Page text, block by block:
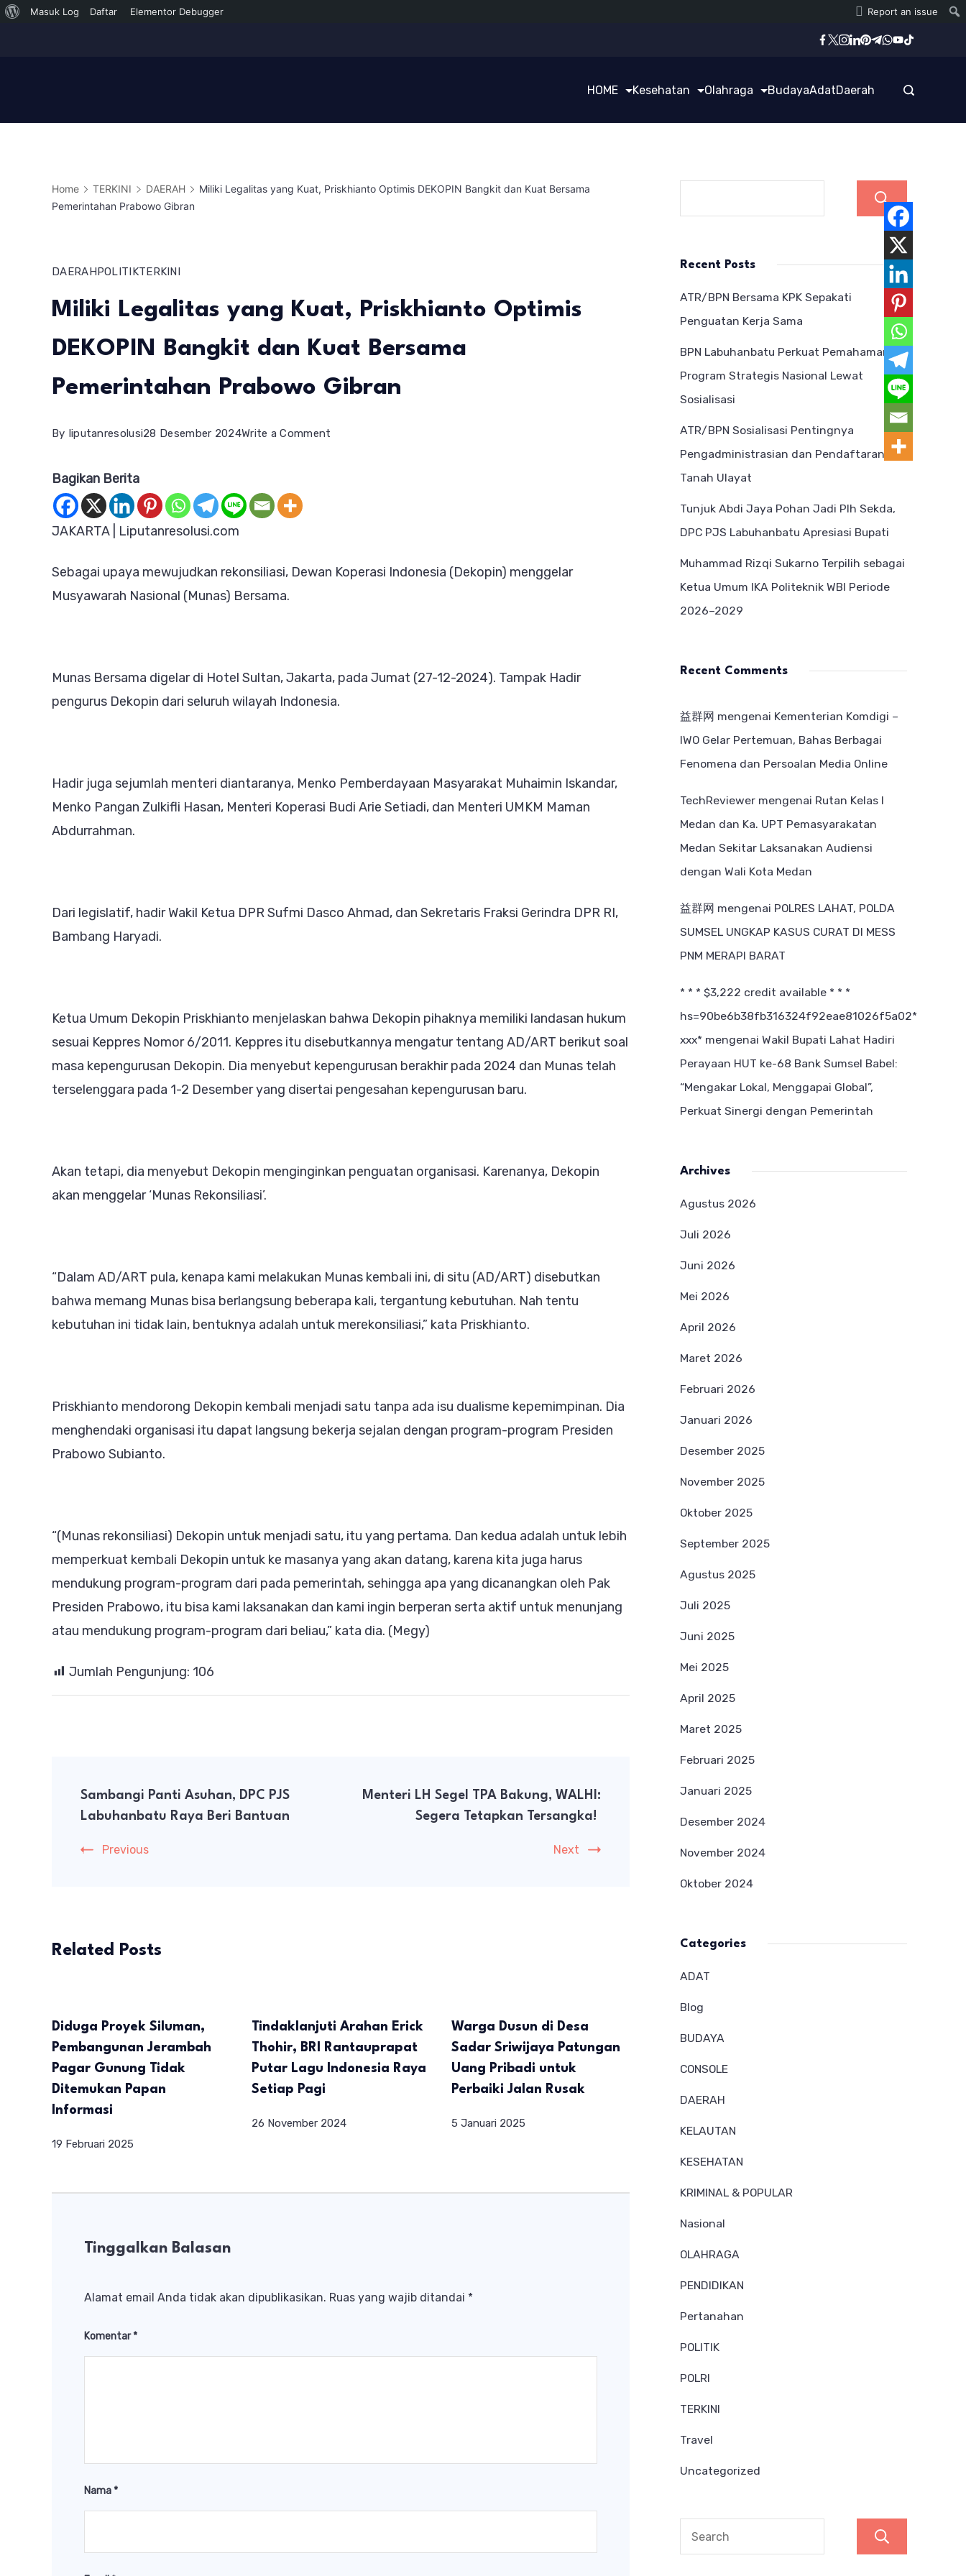
Tentang
Masuk Log Daftar Elementor Debugger Report an issue
HOME Kesehatan Olahraga BudayaAdatDaerah
Home TERKINI DAERAH
Miliki Legalitas yang Kuat, Priskhianto Optimis DEKOPIN Bangkit dan Kuat Bersama
Pemerintahan Prabowo Gibran
DAERAHPOLITIKTERKINI
Miliki Legalitas yang Kuat, Priskhianto Optimis
DEKOPIN Bangkit dan Kuat Bersama
Pemerintahan Prabowo Gibran
By liputanresolusi28 Desember 2024Write a Comment
Optimis
Bagikan Berita
JAKARTA | Liputanresolusi.com
Sebagai upaya mewujudkan rekonsiliasi, Dewan Koperasi Indonesia (Dekopin) menggelar
Musyawarah Nasional (Munas) Bersama.
Munas Bersama digelar di Hotel Sultan, Jakarta, pada Jumat (27-12-2024). Tampak Hadir
pengurus Dekopin dari seluruh wilayah Indonesia.
Hadir juga sejumlah menteri diantaranya, Menko Pemberdayaan Masyarakat Muhaimin Iskandar,
Menko Pangan Zulkifli Hasan, Menteri Koperasi Budi Arie Setiadi, dan Menteri UMKM Maman
Abdurrahman.
Dari legislatif, hadir Wakil Ketua DPR Sufmi Dasco Ahmad, dan Sekretaris Fraksi Gerindra DPR RI,
Bambang Haryadi.
Ketua Umum Dekopin Priskhianto menjelaskan bahwa Dekopin pihaknya memiliki landasan hukum
sesuai Keppres Nomor 6/2011. Keppres itu disebutkannya mengatur tentang AD/ART berikut soal
masa kepengurusan Dekopin. Dia menyebut kepengurusan berakhir pada 2024 dan Munas telah
terselenggara pada 1-2 Desember yang disertai pengesahan kepengurusan baru.
Akan tetapi, dia menyebut Dekopin menginginkan penguatan organisasi. Karenanya, Dekopin
akan menggelar ‘Munas Rekonsiliasi’.
“Dalam AD/ART pula, kenapa kami melakukan Munas kembali ini, di situ (AD/ART) disebutkan
bahwa memang Munas bisa berlangsung beberapa kali, tergantung kebutuhan. Nah tentu
kebutuhan ini tidak lain, bentuknya adalah untuk merekonsiliasi,” kata Priskhianto.
Priskhianto mendorong Dekopin kembali menjadi satu tanpa ada isu dualisme kepemimpinan. Dia
menghendaki organisasi itu dapat langsung bekerja sejalan dengan program-program Presiden
Prabowo Subianto.
“(Munas rekonsiliasi) Dekopin untuk menjadi satu, itu yang pertama. Dan kedua adalah untuk lebih
memperkuat kembali Dekopin untuk ke masanya yang akan datang, karena kita juga harus
mendukung program-program dari pada pemerintah, sehingga apa yang dicanangkan oleh Pak
Presiden Prabowo, itu bisa kami laksanakan dan kami ingin berperan serta aktif untuk menunjang
atau mendukung program-program dari beliau,” kata dia. (Megy)
Jumlah Pengunjung: 106
Navigation
Sambangi Panti Asuhan, DPC PJS
Labuhanbatu Raya Beri Bantuan
Previous
Menteri LH Segel TPA Bakung, WALHI:
Segera Tetapkan Tersangka!
Next
Related Posts
Diduga Proyek Siluman,
Pembangunan Jerambah
Pagar Gunung Tidak
Ditemukan Papan
Informasi
19 Februari 2025
Tindaklanjuti Arahan Erick
Thohir, BRI Rantauprapat
Putar Lagu Indonesia Raya
Setiap Pagi
26 November 2024
Warga Dusun di Desa
Sadar Sriwijaya Patungan
Uang Pribadi untuk
Perbaiki Jalan Rusak
5 Januari 2025
Tinggalkan Balasan
Alamat email Anda tidak akan dipublikasikan. Ruas yang wajib ditandai *
Komentar*
Nama*
Recent Posts
ATR/BPN Bersama KPK Sepakati
Penguatan Kerja Sama
BPN Labuhanbatu Perkuat Pemahaman
Program Strategis Nasional Lewat
Sosialisasi
ATR/BPN Sosialisasi Pentingnya
Pengadministrasian dan Pendaftaran
Tanah Ulayat
Tunjuk Abdi Jaya Pohan Jadi Plh Sekda,
DPC PJS Labuhanbatu Apresiasi Bupati
Muhammad Rizqi Sukarno Terpilih sebagai
Ketua Umum IKA Politeknik WBI Periode
2026–2029
Recent Comments
益群网 mengenai Kementerian Komdigi –
IWO Gelar Pertemuan, Bahas Berbagai
Fenomena dan Persoalan Media Online
TechReviewer mengenai Rutan Kelas I
Medan dan Ka. UPT Pemasyarakatan
Medan Sekitar Laksanakan Audiensi
dengan Wali Kota Medan
益群网 mengenai POLRES LAHAT, POLDA
SUMSEL UNGKAP KASUS CURAT DI MESS
PNM MERAPI BARAT
* * * $3,222 credit available * * *
hs=90be6b38fb316324f92eae81026f5a02*
ххх* mengenai Wakil Bupati Lahat Hadiri
Perayaan HUT ke-68 Bank Sumsel Babel:
“Mengakar Lokal, Menggapai Global”,
Perkuat Sinergi dengan Pemerintah
Archives
Agustus 2026
Juli 2026
Juni 2026
Mei 2026
April 2026
Maret 2026
Februari 2026
Januari 2026
Desember 2025
November 2025
Oktober 2025
September 2025
Agustus 2025
Juli 2025
Juni 2025
Mei 2025
April 2025
Maret 2025
Februari 2025
Januari 2025
Desember 2024
November 2024
Oktober 2024
Categories
ADAT
Blog
BUDAYA
CONSOLE
DAERAH
KELAUTAN
KESEHATAN
KRIMINAL & POPULAR
Nasional
OLAHRAGA
PENDIDIKAN
Pertanahan
POLITIK
POLRI
TERKINI
Travel
Uncategorized